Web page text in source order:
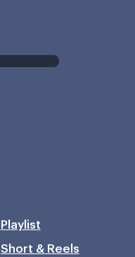
Playlist
Short & Reels